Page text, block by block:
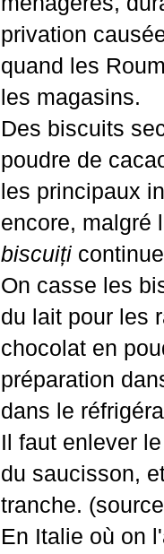
privation
quand les
les magasins.
Des biscuits
poudre de
les principaux
encore, malgré
biscuiți
On casse les
du lait pour les
chocolat en
préparation
dans le
Il faut enlever
du saucisson,
tranche.
En Italie où on